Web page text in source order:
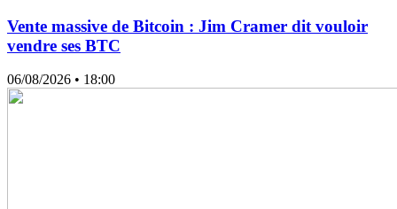
Vente massive de Bitcoin : Jim Cramer dit vouloir
vendre ses BTC
06/08/2026 • 18:00